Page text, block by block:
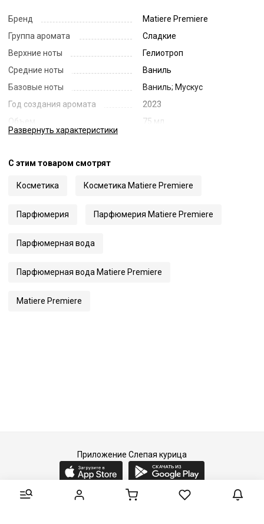
Бренд
Matiere Premiere
Группа аромата
Сладкие
Верхние ноты
Гелиотроп
Средние ноты
Ваниль
Базовые ноты
Ваниль; Мускус
Год создания аромата
2023
Объем
75 мл
Развернуть характеристики
С этим товаром смотрят
Косметика Косметика Matiere Premiere
Парфюмерия Парфюмерия Matiere Premiere
Парфюмерная вода
Парфюмерная вода Matiere Premiere
Matiere Premiere
Приложение Слепая курица
2015-2026 © Слепая курица - fashion concept store.